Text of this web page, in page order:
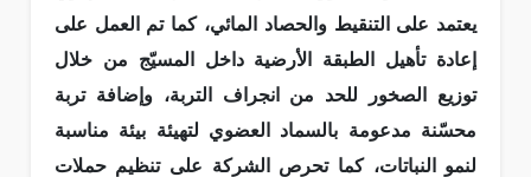
يعتمد على التنقيط والحصاد المائي، كما تم العمل على
إعادة تأهيل الطبقة الأرضية داخل المسيّج من خلال
توزيع الصخور للحد من انجراف التربة، وإضافة تربة
محسّنة مدعومة بالسماد العضوي لتهيئة بيئة مناسبة
لنمو النباتات، كما تحرص الشركة على تنظيم حملات